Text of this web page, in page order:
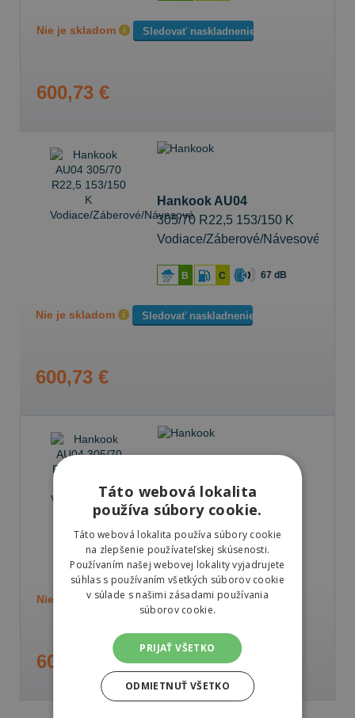
Nie je skladom Sledovať naskladnenie
600,73 €
Hankook AU04
305/70 R22,5 153/150 K
Vodiace/Záberové/Návesové
B C 67 dB
Nie je skladom Sledovať naskladnenie
600,73 €
Hankook AU04
305/70 R22,5 153/150 K
Autobusové
B C 67 dB
Nie je skladom Sledovať naskladnenie
600,73 €
Táto webová lokalita
používa súbory cookie.
Táto webová lokalita používa súbory cookie
na zlepšenie používateľskej skúsenosti.
Používaním našej webovej lokality vyjadrujete
súhlas s používaním všetkých súborov cookie
v súlade s našimi zásadami používania
súborov cookie.
PRIJAŤ VŠETKO
ODMIETNUŤ VŠETKO